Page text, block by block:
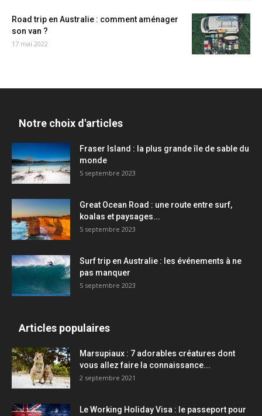
Road trip en Australie : comment aménager
son van ?
17 mai 2022
Notre choix d'articles
Fraser Island : la plus grande île de sable du
monde
5 septembre 2023
Great Ocean Road : une route entre surf,
koalas et paysages...
5 septembre 2023
Surf trip en Australie : les événements à ne
pas manquer
5 septembre 2023
Articles populaires
Marsupiaux : 7 adorables créatures dont
vous allez faire la connaissance...
2 septembre 2021
Le Working Holiday Visa : le passeport pour